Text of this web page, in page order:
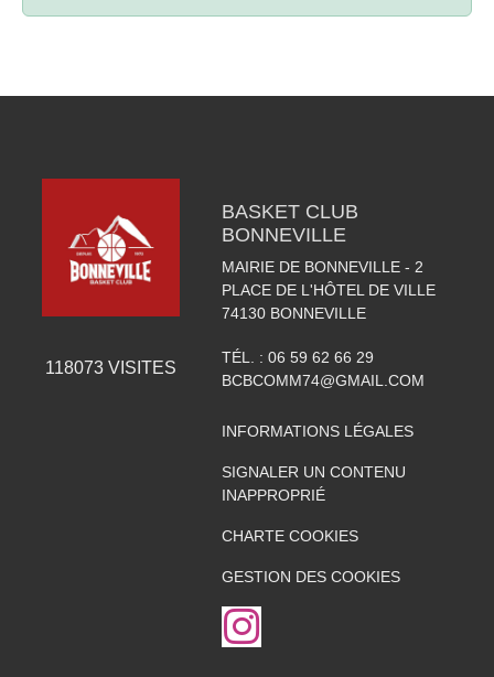
118073VISITES
BASKET CLUB
BONNEVILLE
MAIRIE DE BONNEVILLE - 2
PLACE DE L'HÔTEL DE VILLE
74130 BONNEVILLE
TÉL. : 06 59 62 66 29
BCBCOMM74@GMAIL.COM
INFORMATIONS LÉGALES
SIGNALER UN CONTENU
INAPPROPRIÉ
CHARTE COOKIES
GESTION DES COOKIES